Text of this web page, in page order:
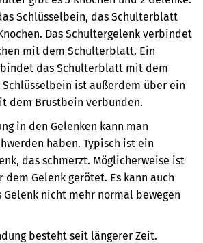
Schlüsselbein, das Schulterblatt
Das Schultergelenk verbindet
mit dem Schulterblatt. Ein
das Schulterblatt mit dem
Schlüsselbein ist außerdem über ein
dem Brustbein verbunden.
in den Gelenken kann man
haben. Typisch ist ein
das schmerzt. Möglicherweise ist
Gelenk gerötet. Es kann auch
Gelenk nicht mehr normal bewegen
besteht seit längerer Zeit.